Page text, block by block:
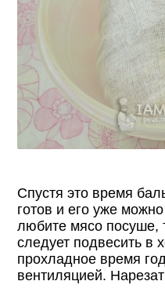
Спустя это время
готов и его уже
любите мясо посуше,
следует подвесить в
прохладное время
вентиляцией.